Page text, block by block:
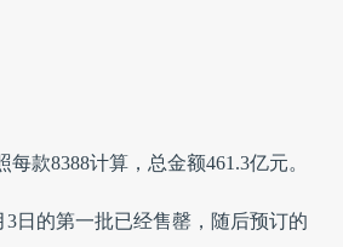
款8388计算，总金额461.3亿元。
日的第一批已经售罄，随后预订的